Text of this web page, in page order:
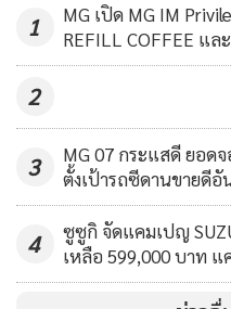
เทคโนโลยีที่จอดรถอัตโนมัติ
เรื่องความปลอดภัย ด้วยกา
แผ่นดินไหว ให้ความคล่องตัว
สามารถถอดเคลื่อนย้ายไปติ
วงจร ทั้งการบริการหลังการ
ได้ง่ายด้วยระบบเงินผ่อนผ่า
1
MG เปิด MG IM
REFILL COFFEE แล
2
3
MG 07 กระแสดี ยอด
ตั้งเป้ารถซีดานขายดีอั
4
ซูซูกิ จัดแคมเปญ
เหลือ 599,000 บาท แ